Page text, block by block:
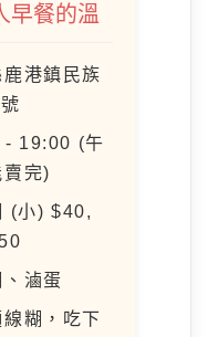
早餐的溫
港鎮民族
- 19:00 (午
完)
(小) $40,
滷蛋
糊，吃下